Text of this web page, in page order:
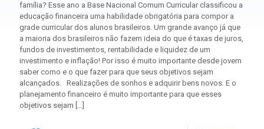
família? Esse ano a Base Nacional Comum Curricular classificou a
educação financeira uma habilidade obrigatória para compor a
grade curricular dos alunos brasileiros. Um grande avanço já que
a maioria dos brasileiros não fazem ideia do que é taxas de juros,
fundos de investimentos, rentabilidade e liquidez de um
investimento e inflação! Por isso é muito importante desde jovem
saber como e o que fazer para que seus objetivos sejam
alcançados. Realizações de sonhos e adquirir bens novos. E o
planejamento financeiro é muito importante para que esses
objetivos sejam […]